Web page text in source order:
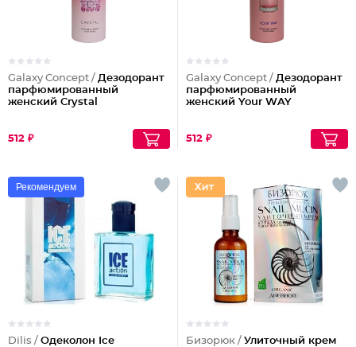
Galaxy Concept / Дезодорант
парфюмированный
женский Crystal
512 ₽
Galaxy Concept / Дезодорант
парфюмированный
женский Your WAY
512 ₽
Рекомендуем
Dilis / Одеколон Ice
Бизорюк / Улиточный крем